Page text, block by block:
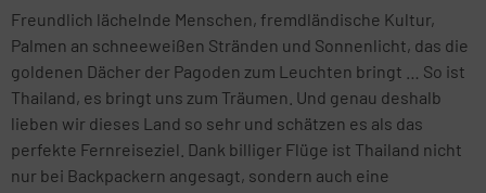
Freundlich lächelnde Menschen, fremdländische Kultur,
Palmen an schneeweißen Stränden und Sonnenlicht, das die
goldenen Dächer der Pagoden zum Leuchten bringt … So ist
Thailand, es bringt uns zum Träumen. Und genau deshalb
lieben wir dieses Land so sehr und schätzen es als das
perfekte Fernreiseziel. Dank billiger Flüge ist Thailand nicht
nur bei Backpackern angesagt, sondern auch eine